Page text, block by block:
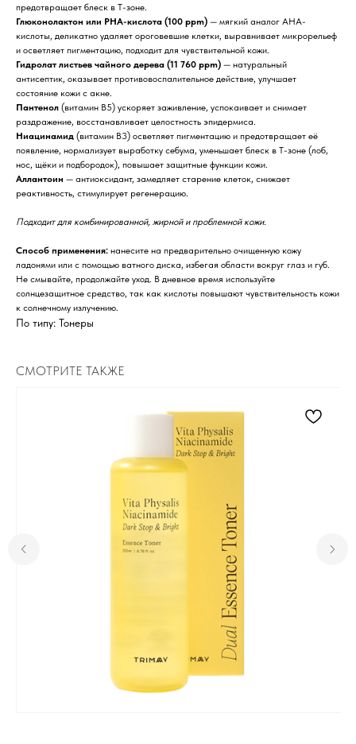
предотвращает блеск в Т-зоне.
Глюконолактон или PHA-кислота (100 ppm) — мягкий аналог AHA-
кислоты, деликатно удаляет ороговевшие клетки, выравнивает микрорельеф
и осветляет пигментацию, подходит для чувствительной кожи.
Гидролат листьев чайного дерева (11 760 ppm) — натуральный
антисептик, оказывает противовоспалительное действие, улучшает
состояние кожи с акне.
Пантенол (витамин B5) ускоряет заживление, успокаивает и снимает
раздражение, восстанавливает целостность эпидермиса.
Ниацинамид (витамин B3) осветляет пигментацию и предотвращает её
появление, нормализует выработку себума, уменьшает блеск в Т-зоне (лоб,
нос, щёки и подбородок), повышает защитные функции кожи.
Аллантоин — антиоксидант, замедляет старение клеток, снижает
реактивность, стимулирует регенерацию.
Подходит для комбинированной, жирной и проблемной кожи.
Способ применения: нанесите на предварительно очищенную кожу
ладонями или с помощью ватного диска, избегая области вокруг глаз и губ.
Не смывайте, продолжайте уход. В дневное время используйте
солнцезащитное средство, так как кислоты повышают чувствительность кожи
к солнечному излучению.
По типу: Тонеры
СМОТРИТЕ ТАКЖЕ
Пн-Вс с 10:00 до 19:00
Режим работы
Контакты